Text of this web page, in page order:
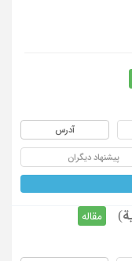
آدرس
پیشنهاد دیگران
مقاله